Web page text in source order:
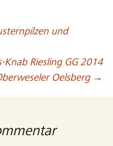
und
Knab Riesling GG 2014
Oelsberg →